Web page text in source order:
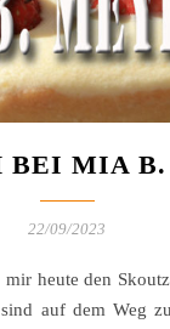
BEI MIA
22/09/2023
auf dem Weg zu